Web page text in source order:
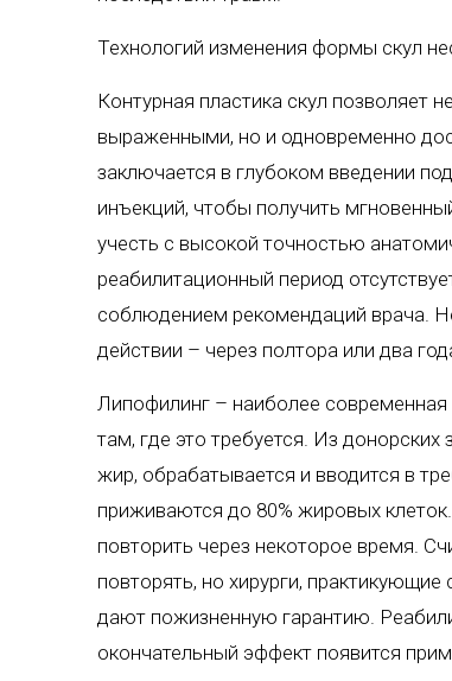
Технологий изменения формы скул
Контурная пластика скул позволяет
выраженными, но и одновременно
заключается в глубоком введении
инъекций, чтобы получить
учесть с высокой точностью
реабилитационный период
соблюдением рекомендаций врача.
действии – через полтора или два
Липофилинг – наиболее
там, где это требуется. Из
жир, обрабатывается и вводится в
приживаются до 80% жировых
повторить через некоторое время.
повторять, но хирурги,
дают пожизненную гарантию.
окончательный эффект появится